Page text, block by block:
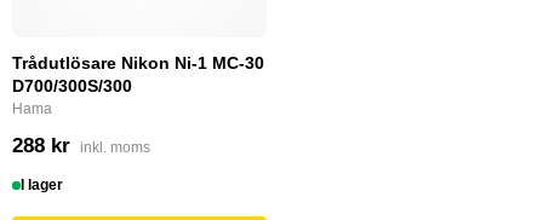
Trådutlösare Nikon Ni-1 MC-30
D700/300S/300
Hama
288 kr inkl. moms
I lager